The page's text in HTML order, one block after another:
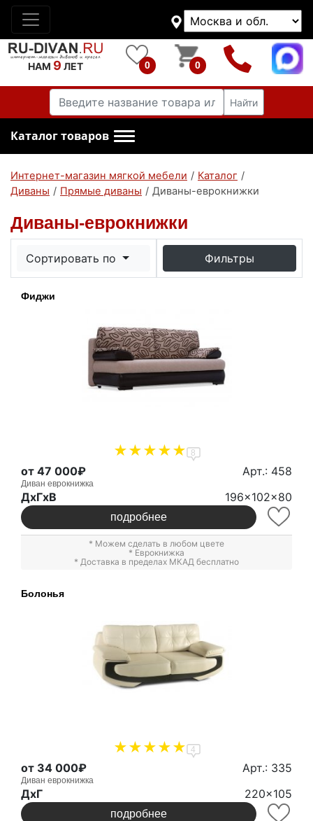
НАМ 9 ЛЕТ 0 0
Найти
Каталог товаров
Интернет-магазин мягкой мебели / Каталог /
Диваны / Прямые диваны / Диваны-еврокнижки
Диваны-еврокнижки
Сортировать по Фильтры
Фиджи
8
от 47 000₽ Арт.: 458
Диван еврокнижка
ДxГxВ 196x102x80
подробнее
* Можем сделать в любом цвете
* Еврокнижка
* Доставка в пределах МКАД бесплатно
Болонья
4
от 34 000₽ Арт.: 335
Диван еврокнижка
ДxГ 220x105
подробнее